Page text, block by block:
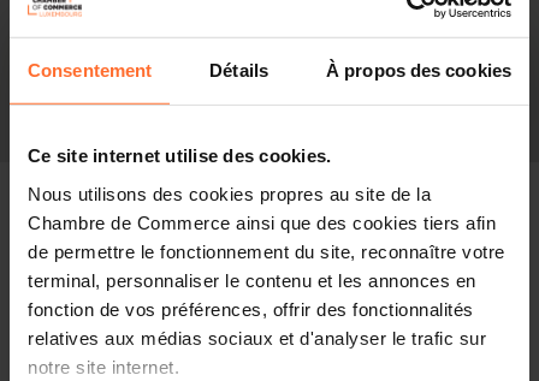
Consentement Détails À propos des cookies
Ce site internet utilise des cookies.
Nous utilisons des cookies propres au site de la
Chambre de Commerce ainsi que des cookies tiers afin
de permettre le fonctionnement du site, reconnaître votre
terminal, personnaliser le contenu et les annonces en
fonction de vos préférences, offrir des fonctionnalités
relatives aux médias sociaux et d'analyser le trafic sur
notre site internet.
In the press
Share this article